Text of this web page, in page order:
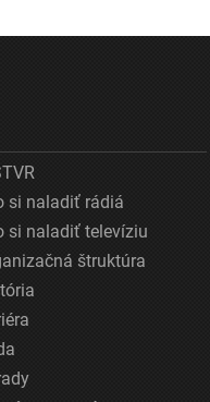
si naladiť rádiá
si naladiť televíziu
štruktúra